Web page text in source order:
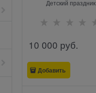
Детский праздник
10 000 руб.
Добавить